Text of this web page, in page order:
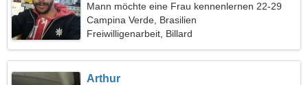
Mann möchte eine Frau kennenlernen 22-29
Campina Verde, Brasilien
Freiwilligenarbeit, Billard
Arthur